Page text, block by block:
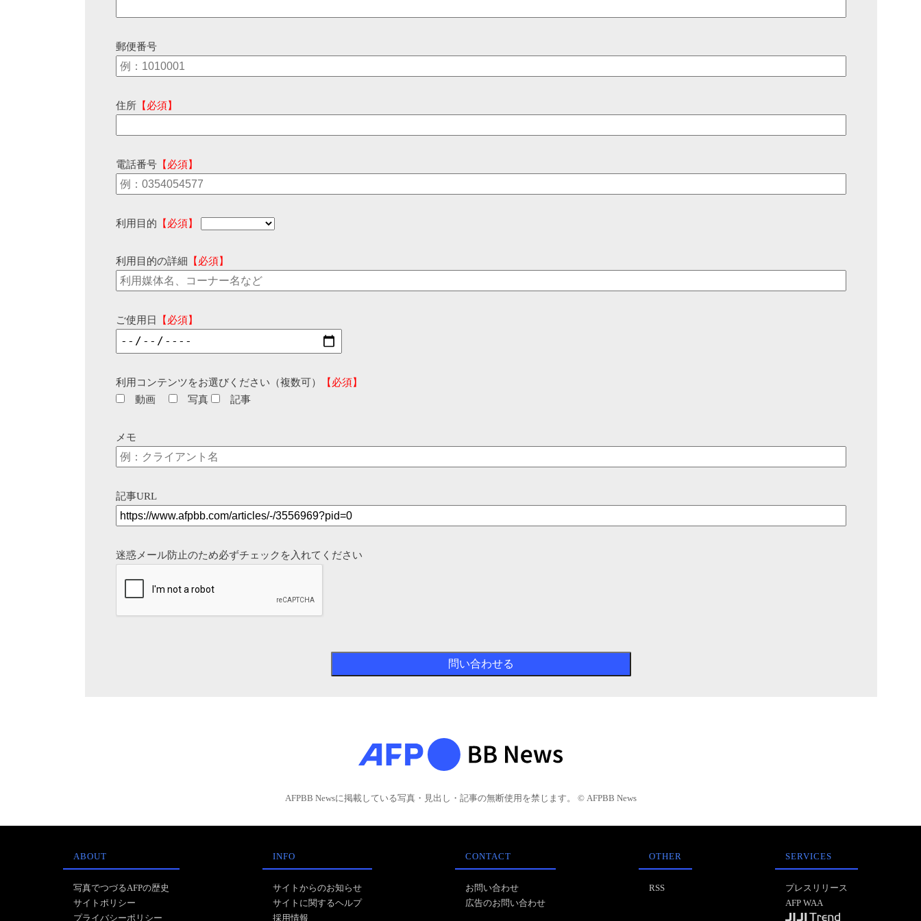
郵便番号
住所 【必須】
電話番号 【必須】
利用目的 【必須】
利用目的の詳細 【必須】
ご使用日 【必須】
利用コンテンツをお選びください（複数可）
【必須】
動画
写真 記事
メモ
記事URL
迷惑メール防止のため必ずチェックを入れてください
AFPBB Newsに掲載している写真・見出し・記事の無断使用を禁じます。 © AFPBB News
ABOUT
写真でつづるAFPの歴史
サイトポリシー
プライバシーポリシー
INFO
サイトからのお知らせ
サイトに関するヘルプ
採用情報
CONTACT
お問い合わせ
広告のお問い合わせ
OTHER
RSS
SERVICES
プレスリリース
AFP WAA